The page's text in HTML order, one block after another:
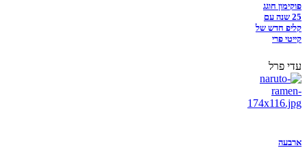
פוקימון חוגג
25 שנה עם
קליפ חדש של
קייטי פרי
עדי פרל
ארבעה